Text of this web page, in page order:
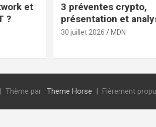
et
?
3 préventes crypto,
présentation et
30 juillet 2026 MDN
Thème par : Theme Horse Fièrement